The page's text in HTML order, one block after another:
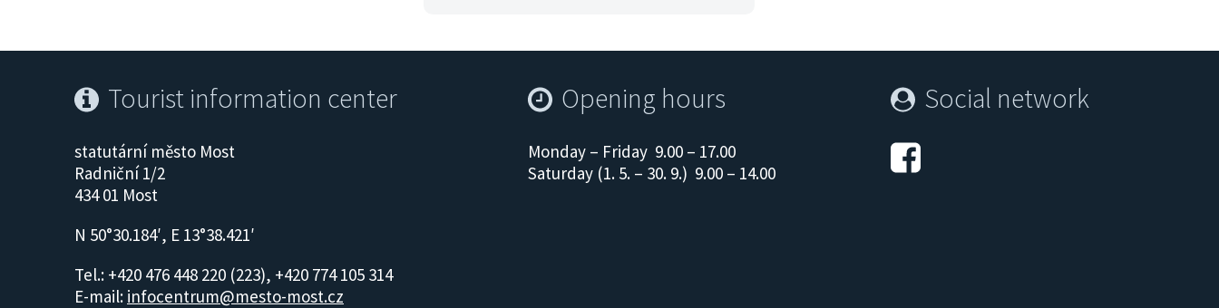
Tourist information center
statutární město Most
Radniční 1/2
434 01 Most
N 50°30.184′, E 13°38.421′
Tel.: +420 476 448 220 (223), +420 774 105 314
E-mail: infocentrum@mesto-most.cz
Opening hours
Monday – Friday 9.00 – 17.00
Saturday (1. 5. – 30. 9.) 9.00 – 14.00
Social network